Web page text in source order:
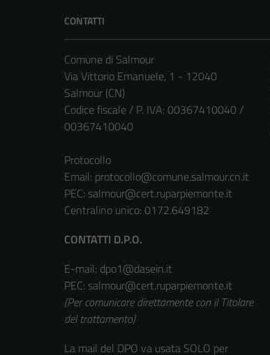
CONTATTI
Comune di Salmour
Via Vittorio Emanuele, 1 - 12040
Salmour (CN)
Codice fiscale / P. IVA: 00367410040 /
00367410040
Protocollo
Email: protocollo@comune.salmour.cn.it
PEC: salmour@cert.ruparpiemonte.it
Centralino unico: 0172.649182
CONTATTI D.P.O.
E-mail: dpo1@dasein.it
PEC: salmour@cert.ruparpiemonte.it
(Per comunicare direttamente con il Titolare
del trattamento)
La mail del DPO va usata SOLO per